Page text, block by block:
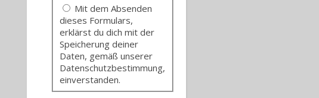
Mit dem Absenden
dieses Formulars,
erklärst du dich mit der
Speicherung deiner
Daten, gemäß unserer
Datenschutzbestimmung,
einverstanden.